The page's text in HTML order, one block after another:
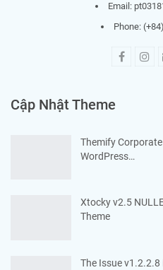
Email:
Phone:
Cập Nhật Theme
Themify
WordPress…
Xtocky v2.5
Theme
The Issue